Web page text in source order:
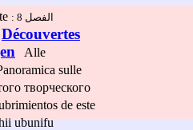
الفصل 8 :
Découvertes
Alle
sulle
творческого
de este
ubunifu